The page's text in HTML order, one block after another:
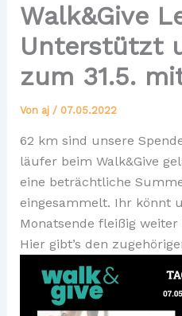
Walk&Give
Unterstützt
zum 31.5.
Von aj / 07.05.2022
62 km sind unsere
läufer beim Walk&Give
eine beträchtliche
eingesammelt. Ihr könnt
Monatsende fleißig
Hier gibt’s den